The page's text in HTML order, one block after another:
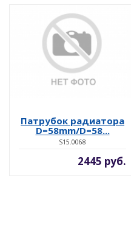
Патрубок радиатора
D=58mm/D=58...
S15.0068
2445 руб.